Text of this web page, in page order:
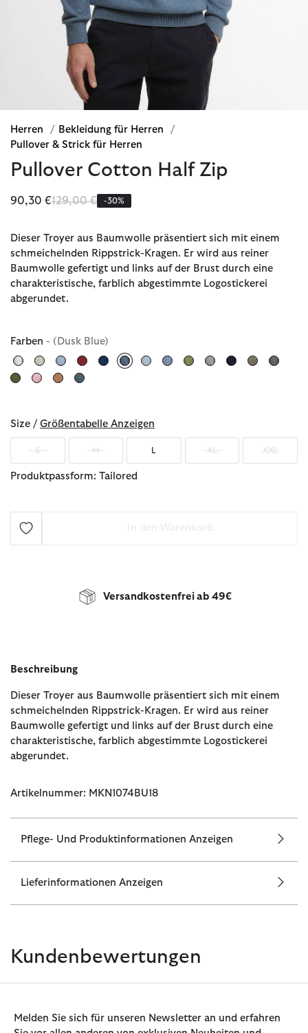
Herren / Bekleidung für Herren
/
Pullover & Strick für Herren
Pullover Cotton Half Zip
90,30 €Reduziert von
129,00 €bis-30%
Dieser Troyer aus Baumwolle präsentiert sich mit einem
schmeichelnden Rippstrick-Kragen. Er wird aus reiner
Baumwolle gefertigt und links auf der Brust durch eine
charakteristische, farblich abgestimmte Logostickerei
abgerundet.
Farben - (Dusk Blue)
Size / Größentabelle Anzeigen
S M L XL XXL
Produktpassform: Tailored
Versandkostenfrei ab 49€
Beschreibung
Dieser Troyer aus Baumwolle präsentiert sich mit einem
schmeichelnden Rippstrick-Kragen. Er wird aus reiner
Baumwolle gefertigt und links auf der Brust durch eine
charakteristische, farblich abgestimmte Logostickerei
abgerundet.
Artikelnummer: MKN1074BU18
Pflege- Und Produktinformationen Anzeigen
Lieferinformationen Anzeigen
Kundenbewertungen
Melden Sie sich für unseren Newsletter an und erfahren